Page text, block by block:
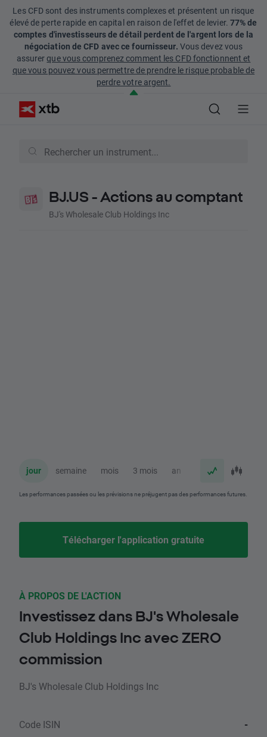
Les CFD sont des instruments complexes et présentent un risque
élevé de perte rapide en capital en raison de l'effet de levier. 77% de
comptes d'investisseurs de détail perdent de l'argent lors de la
négociation de CFD avec ce fournisseur. Vous devez vous
assurerque vous comprenez comment les CFD fonctionnent et
que vous pouvez vous permettre de prendre le risque probable de
perdre votre argent.
BJ.US - Actions au comptant
BJ's Wholesale Club Holdings Inc
jour semaine mois 3 mois an
Les performances passées ou les prévisions ne préjugent pas des performances futures.
Télécharger l'application gratuite
À PROPOS DE L'ACTION
Investissez dans BJ's Wholesale
Club Holdings Inc avec ZERO
commission
BJ's Wholesale Club Holdings Inc
Code ISIN -